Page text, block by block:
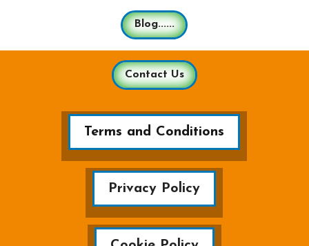
Blog......
Contact Us
Terms and Conditions
Privacy Policy